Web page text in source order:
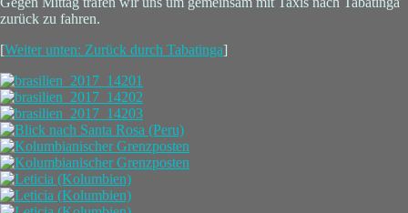
zurück zu fahren.
[Weiter unten: Zurück durch Tabatinga]